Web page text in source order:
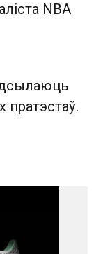
NBA
пратэстаў.